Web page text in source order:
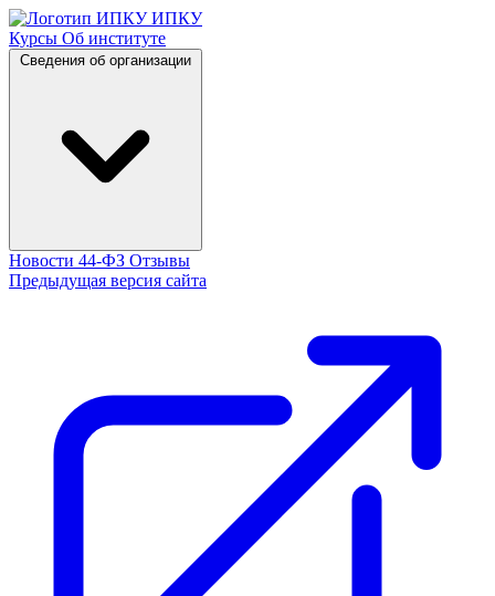
ИПКУ
Курсы Об институте
Сведения об организации
Новости 44-ФЗ Отзывы
Предыдущая версия сайта